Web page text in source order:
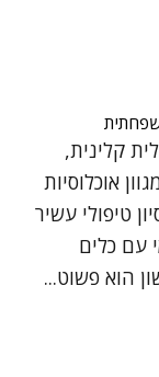
קלינית,
מזה כ-25 שנה במגוון אוכלוסיות
טיפולי עשיר
עם כלים
הוא פשוט...